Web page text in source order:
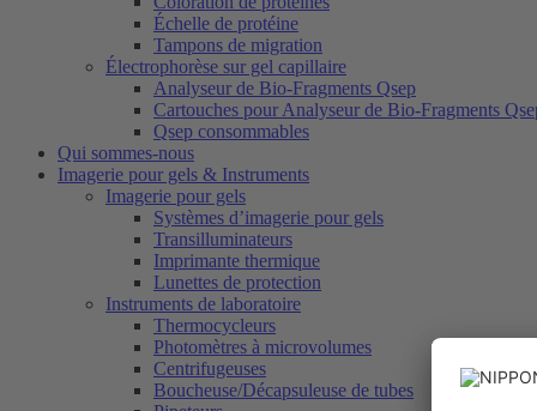
Échelle de protéine
Tampons de migration
Électrophorèse sur gel capillaire
Analyseur de Bio-Fragments Qsep
Cartouches pour Analyseur de Bio-Fragments
Qsep consommables
Qui sommes-nous
Imagerie pour gels & Instruments
Imagerie pour gels
Systèmes d’imagerie pour gels
Transilluminateurs
Imprimante thermique
Lunettes de protection
Instruments de laboratoire
Thermocycleurs
Photomètres à microvolumes
Centrifugeuses
Boucheuse/Décapsuleuse de tubes